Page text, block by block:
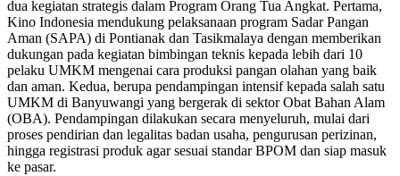
dua kegiatan strategis dalam Program Orang Tua Angkat. Pertama,
Kino Indonesia mendukung pelaksanaan program Sadar Pangan
Aman (SAPA) di Pontianak dan Tasikmalaya dengan memberikan
dukungan pada kegiatan bimbingan teknis kepada lebih dari 10
pelaku UMKM mengenai cara produksi pangan olahan yang baik
dan aman. Kedua, berupa pendampingan intensif kepada salah satu
UMKM di Banyuwangi yang bergerak di sektor Obat Bahan Alam
(OBA). Pendampingan dilakukan secara menyeluruh, mulai dari
proses pendirian dan legalitas badan usaha, pengurusan perizinan,
hingga registrasi produk agar sesuai standar BPOM dan siap masuk
ke pasar.